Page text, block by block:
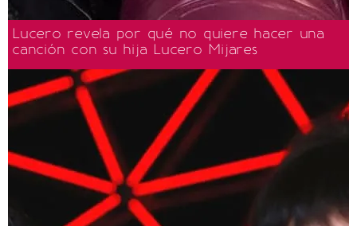
Lucero revela por qué no quiere hacer una
canción con su hija Lucero Mijares